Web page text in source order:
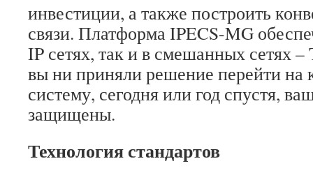
инвестиции, а также построить
связи. Платформа IPECS-MG
IP сетях, так и в смешанных сетях
вы ни приняли решение перейти на
систему, сегодня или год спустя,
защищены.
Технология стандартов